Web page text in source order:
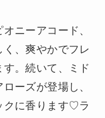
ニーアコード、
、爽やかでフレ
。続いて、ミド
ーズが登場し、
クに香ります♡ラ